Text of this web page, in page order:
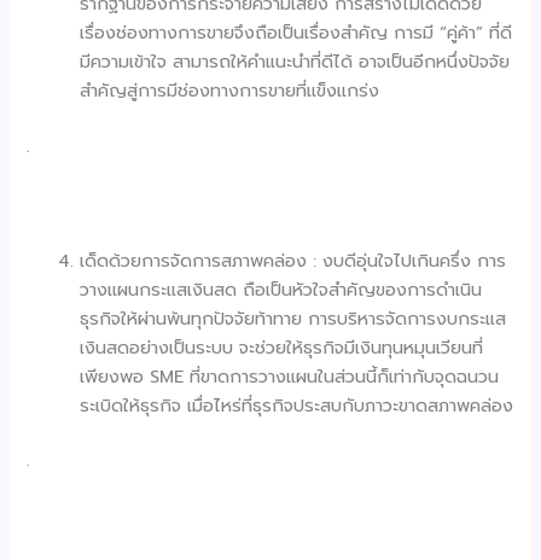
เรื่องช่องทางการขายจึงถือเป็นเรื่องสำคัญ การมี “คู่ค้า” ที่ดี
มีความเข้าใจ สามารถให้คำแนะนำที่ดีได้ อาจเป็นอีกหนึ่งปัจจัย
สำคัญสู่การมีช่องทางการขายที่แข็งแกร่ง
.
เด็ดด้วยการจัดการสภาพคล่อง : งบดีอุ่นใจไปเกินครึ่ง การ
วางแผนกระแสเงินสด ถือเป็นหัวใจสำคัญของการดำเนิน
ธุรกิจให้ผ่านพ้นทุกปัจจัยท้าทาย การบริหารจัดการงบกระแส
เงินสดอย่างเป็นระบบ จะช่วยให้ธุรกิจมีเงินทุนหมุนเวียนที่
เพียงพอ SME ที่ขาดการวางแผนในส่วนนี้ก็เท่ากับจุดฉนวน
ระเบิดให้ธุรกิจ เมื่อไหร่ที่ธุรกิจประสบกับภาวะขาดสภาพคล่อง
.